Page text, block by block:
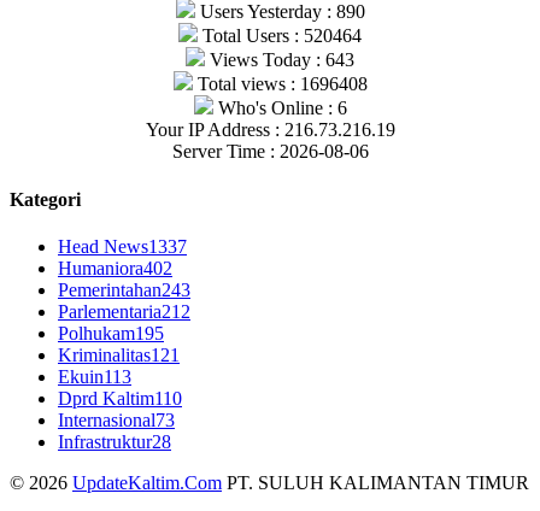
Users Yesterday : 890
Total Users : 520464
Views Today : 643
Total views : 1696408
Who's Online : 6
Your IP Address : 216.73.216.19
Server Time : 2026-08-06
Kategori
Head News1337
Humaniora402
Pemerintahan243
Parlementaria212
Polhukam195
Kriminalitas121
Ekuin113
Dprd Kaltim110
Internasional73
Infrastruktur28
© 2026 UpdateKaltim.Com PT. SULUH KALIMANTAN TIMUR